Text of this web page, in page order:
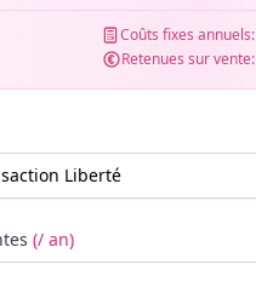
Coûts fixes annuels:
Retenues sur vente:
(/ an)